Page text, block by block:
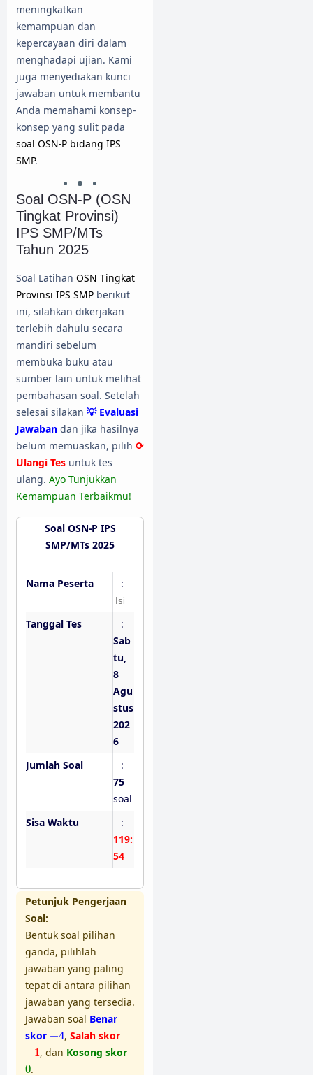
meningkatkan
kemampuan dan
kepercayaan diri dalam
menghadapi ujian. Kami
juga menyediakan kunci
jawaban untuk membantu
Anda memahami konsep-
konsep yang sulit pada
soal OSN-P bidang IPS
SMP.
Soal OSN-P (OSN
Tingkat Provinsi)
IPS SMP/MTs
Tahun 2025
Soal Latihan OSN Tingkat
Provinsi IPS SMP berikut
ini, silahkan dikerjakan
terlebih dahulu secara
mandiri sebelum
membuka buku atau
sumber lain untuk melihat
pembahasan soal. Setelah
selesai silakan 💡 Evaluasi
Jawaban dan jika hasilnya
belum memuaskan, pilih ⟳
Ulangi Tes untuk tes
ulang. Ayo Tunjukkan
Kemampuan Terbaikmu!
Soal OSN-P IPS
SMP/MTs 2025
Nama Peserta :
Tanggal Tes
:
Sab
tu,
8
Agu
stus
202
6
Jumlah Soal
:
75
soal
Sisa Waktu
:
119:
53
Petunjuk Pengerjaan
Soal:
Bentuk soal pilihan
ganda, pilihlah
jawaban yang paling
tepat di antara pilihan
jawaban yang tersedia.
Jawaban soal Benar
skor +4
+ 4, Salah skor
−1
1 , dan Kosong skor
0
0.